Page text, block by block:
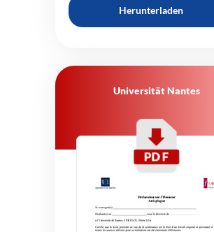
Herunterladen
Universität Nantes